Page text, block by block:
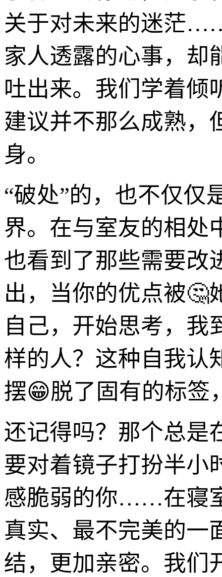
关于对未来的迷茫
家人透露的心事，却
吐出来。我们学着倾
建议并不那么成熟，
身。
“破处”的，也不仅仅
界。在与室友的相处
也看到了那些需要改
出，当你的优点被🤔
自己，开始思考，我
样的人？这种自我认
摆😁脱了固有的标签
还记得吗？那个总是
要对着镜子打扮半小
感脆弱的你……在寝
真实、最不完美的一
结，更加亲密。我们